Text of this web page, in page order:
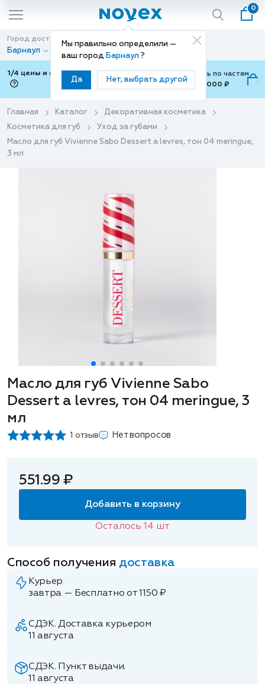
Мы правильно определили —
ваш город Барнаул ?
Да Нет, выбрать другой
0
Город доставки
Барнаул
Способ доставки
Доставка
1/4 цены и покупки ваши с Подели
Можно оплатить по частям
от 700 ₽ до 15,000 ₽
Главная Каталог
Декоративная косметика
Косметика для губ
Уход за губами
Масло для губ Vivienne Sabo Dessert a levres, тон 04 meringue,
3 мл
Масло для губ Vivienne Sabo
Dessert a levres, тон 04 meringue, 3
мл
1 отзыв Нет вопросов
551.99 ₽
Добавить в корзину
Осталось14 шт
Способ получения доставка
Курьер
завтра — Бесплатно от 1150 ₽
СДЭК. Доставка курьером
11 августа
СДЭК. Пункт выдачи.
11 августа